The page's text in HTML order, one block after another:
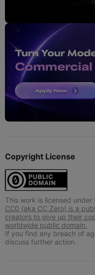
Copyright License
This work is licensed
CC0 (aka CC Zero) is a
creators to give up their
worldwide public domain.
If you find any breach of
discuss further action.